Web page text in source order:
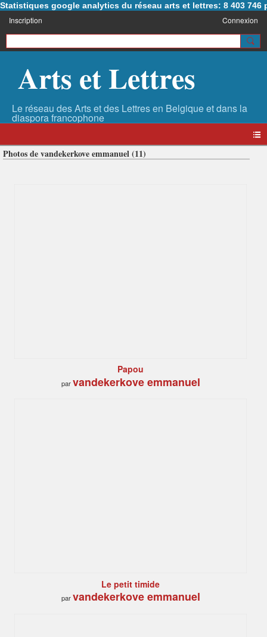
Statistiques google analytics du réseau arts et lettres: 8 403 746
Inscription Connexion
Arts et Lettres
Photos de vandekerkove emmanuel (11)
Papou
parvandekerkove emmanuel
Le petit timide
parvandekerkove emmanuel